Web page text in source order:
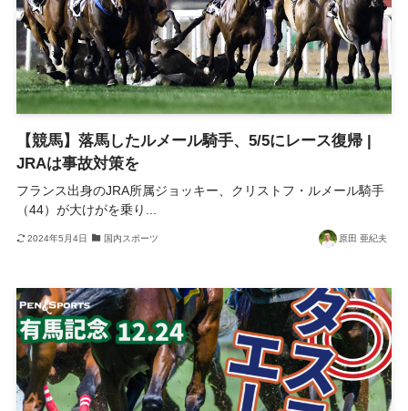
【競馬】落馬したルメール騎手、5/5にレース復帰 |
JRAは事故対策を
フランス出身のJRA所属ジョッキー、クリストフ・ルメール騎手
（44）が大けがを乗り...
2024年5月4日 国内スポーツ 原田 亜紀夫